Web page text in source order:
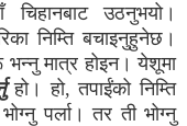
उठनुभयो।
निम्ति बचाइनुहुनेछ।
भन्नु मात्र होइन। येशूमा
हो। हो, तपाईंको निम्ति
पर्ला। तर ती भोग्नु